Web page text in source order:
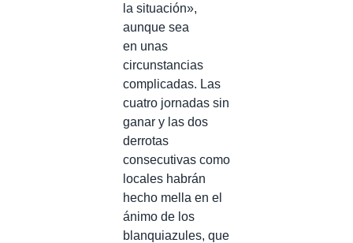
la situación»,
aunque sea
en unas
circunstancias
complicadas. Las
cuatro jornadas sin
ganar y las dos
derrotas
consecutivas como
locales habrán
hecho mella en el
ánimo de los
blanquiazules, que